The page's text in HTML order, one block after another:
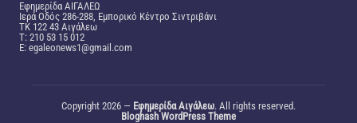
Εφημερίδα ΑΙΓΑΛΕΩ
Ιερά Οδός 286-288, Εμπορικό Κέντρο Σιντριβάνι
TK 122 43 Αιγάλεω
T: 210 53 15 012
E: egaleonews1@gmail.com
Copyright 2026 — Εφημερίδα Αιγάλεω. All rights reserved.
Bloghash WordPress Theme